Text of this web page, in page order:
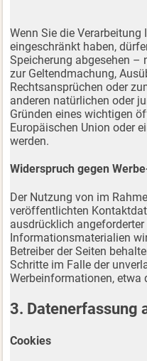
Wenn Sie die Verarbeitung
eingeschränkt haben,
Speicherung abgesehen –
zur Geltendmachung,
Rechtsansprüchen oder
anderen natürlichen oder
Gründen eines wichtigen
Europäischen Union oder
werden.
Widerspruch gegen
Der Nutzung von im
veröffentlichten
ausdrücklich angeforderter
Informationsmaterialien
Betreiber der Seiten
Schritte im Falle der
Werbeinformationen, etwa
3. Datenerfassung
Cookies